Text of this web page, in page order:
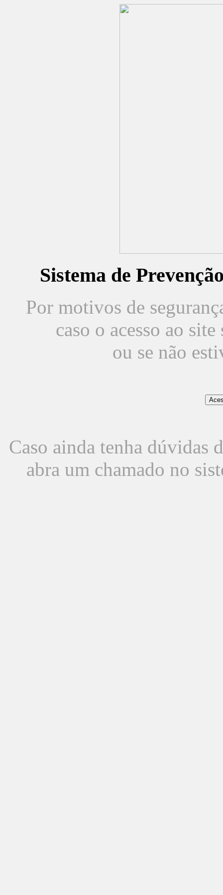
Sistema de
Por motivos de
caso o acesso ao
ou se não
Caso ainda tenha dúvidas
abra um chamado no